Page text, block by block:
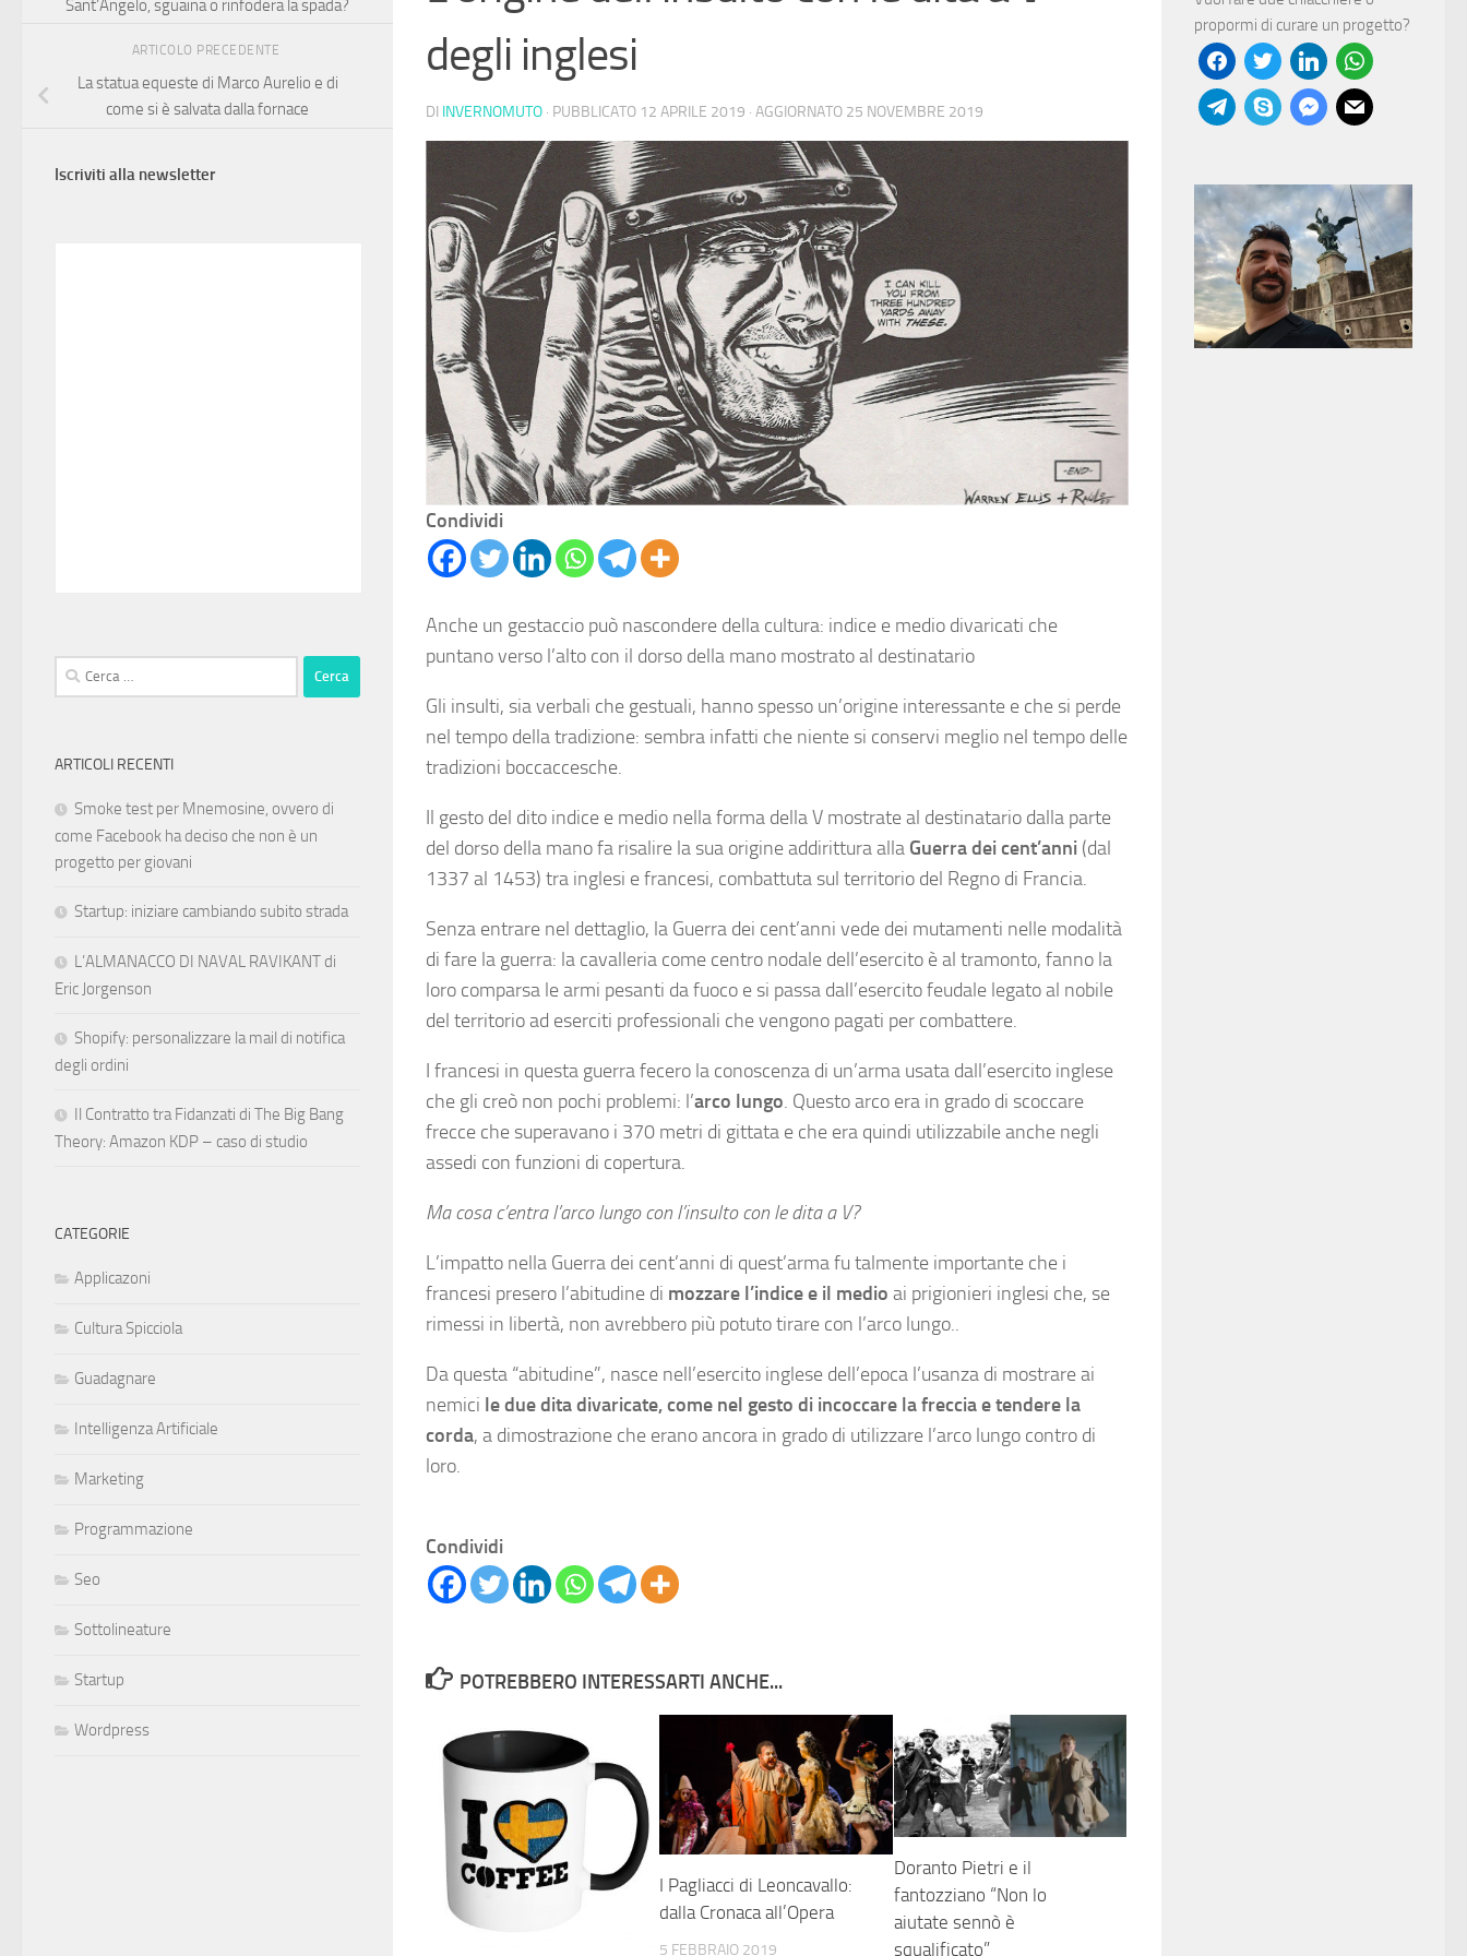
degli inglesi
DI INVERNOMUTO · PUBBLICATO 12 APRILE 2019 · AGGIORNATO 25 NOVEMBRE 2019
Condividi
Anche un gestaccio può nascondere della cultura: indice e medio divaricati che
puntano verso l’alto con il dorso della mano mostrato al destinatario
Gli insulti, sia verbali che gestuali, hanno spesso un’origine interessante e che si perde
nel tempo della tradizione: sembra infatti che niente si conservi meglio nel tempo delle
tradizioni boccaccesche.
Il gesto del dito indice e medio nella forma della V mostrate al destinatario dalla parte
del dorso della mano fa risalire la sua origine addirittura alla Guerra dei cent’anni (dal
1337 al 1453) tra inglesi e francesi, combattuta sul territorio del Regno di Francia.
Senza entrare nel dettaglio, la Guerra dei cent’anni vede dei mutamenti nelle modalità
di fare la guerra: la cavalleria come centro nodale dell’esercito è al tramonto, fanno la
loro comparsa le armi pesanti da fuoco e si passa dall’esercito feudale legato al nobile
del territorio ad eserciti professionali che vengono pagati per combattere.
I francesi in questa guerra fecero la conoscenza di un’arma usata dall’esercito inglese
che gli creò non pochi problemi: l’arco lungo. Questo arco era in grado di scoccare
frecce che superavano i 370 metri di gittata e che era quindi utilizzabile anche negli
assedi con funzioni di copertura.
Ma cosa c’entra l’arco lungo con l’insulto con le dita a V?
L’impatto nella Guerra dei cent’anni di quest’arma fu talmente importante che i
francesi presero l’abitudine di mozzare l’indice e il medio ai prigionieri inglesi che, se
rimessi in libertà, non avrebbero più potuto tirare con l’arco lungo..
Da questa “abitudine”, nasce nell’esercito inglese dell’epoca l’usanza di mostrare ai
nemici le due dita divaricate, come nel gesto di incoccare la freccia e tendere la
corda, a dimostrazione che erano ancora in grado di utilizzare l’arco lungo contro di
loro.
Condividi
POTREBBERO INTERESSARTI ANCHE...
I Pagliacci di Leoncavallo:
dalla Cronaca all’Opera
5 FEBBRAIO 2019
Doranto Pietri e il
fantozziano “Non lo
aiutate sennò è
squalificato”
Sant’Angelo, sguaina o rinfodera la spada?
ARTICOLO PRECEDENTE
La statua equeste di Marco Aurelio e di
come si è salvata dalla fornace
Iscriviti alla newsletter
Ricerca
per:
ARTICOLI RECENTI
Smoke test per Mnemosine, ovvero di
come Facebook ha deciso che non è un
progetto per giovani
Startup: iniziare cambiando subito strada
L’ALMANACCO DI NAVAL RAVIKANT di
Eric Jorgenson
Shopify: personalizzare la mail di notifica
degli ordini
Il Contratto tra Fidanzati di The Big Bang
Theory: Amazon KDP – caso di studio
CATEGORIE
Applicazoni
Cultura Spicciola
Guadagnare
Intelligenza Artificiale
Marketing
Programmazione
Seo
Sottolineature
Startup
Wordpress
propormi di curare un progetto?
facebooktwitter linkedinwhatsapp
telegramskype messenger
mail